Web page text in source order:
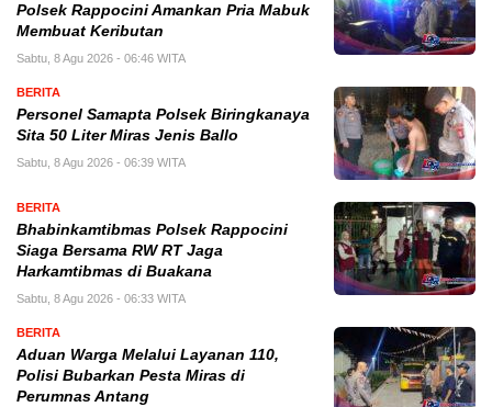
Polsek Rappocini Amankan Pria Mabuk
Membuat Keributan
Sabtu, 8 Agu 2026 - 06:46 WITA
BERITA
Personel Samapta Polsek Biringkanaya
Sita 50 Liter Miras Jenis Ballo
Sabtu, 8 Agu 2026 - 06:39 WITA
BERITA
Bhabinkamtibmas Polsek Rappocini
Siaga Bersama RW RT Jaga
Harkamtibmas di Buakana
Sabtu, 8 Agu 2026 - 06:33 WITA
BERITA
Aduan Warga Melalui Layanan 110,
Polisi Bubarkan Pesta Miras di
Perumnas Antang